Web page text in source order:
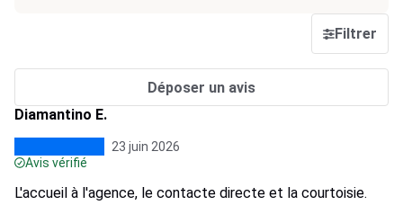
Filtrer
Déposer un avis
Diamantino E.
23 juin 2026
Avis vérifié
L'accueil à l'agence, le contacte directe et la courtoisie.